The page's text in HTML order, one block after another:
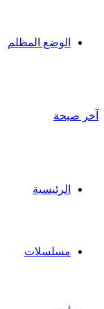
الوضع المظلم
آخر صيحة
الرئيسية
مسلسلات